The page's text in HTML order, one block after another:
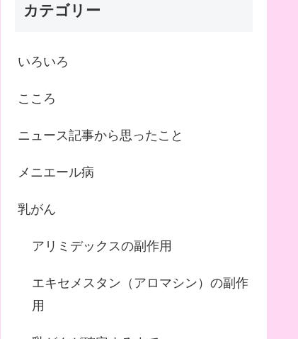
カテゴリー
いろいろ
こころ
ニュース記事から思ったこと
メニエール病
乳がん
アリミデックスの副作用
エキセメスタン（アロマシン）の副作
用